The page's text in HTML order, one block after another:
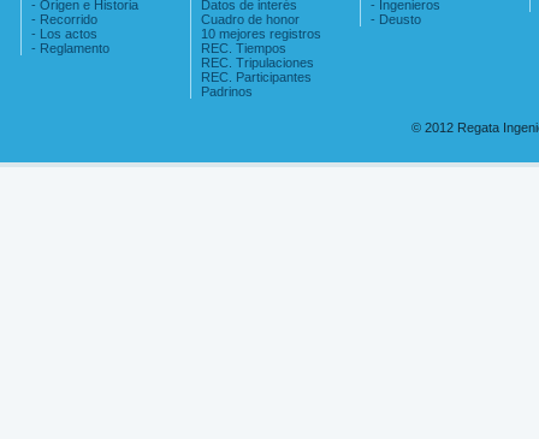
- Origen e Historia
- Recorrido
- Los actos
- Reglamento
Datos de interés
Cuadro de honor
10 mejores registros
REC. Tiempos
REC. Tripulaciones
REC. Participantes
Padrinos
- Ingenieros
- Deusto
© 2012 Regata